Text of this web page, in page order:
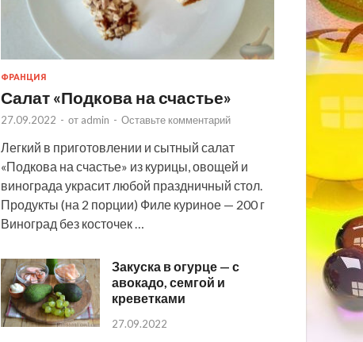
ФРАНЦИЯ
Салат «Подкова на счастье»
27.09.2022 - от admin - Оставьте комментарий
Легкий в приготовлении и сытный салат
«Подкова на счастье» из курицы, овощей и
винограда украсит любой праздничный стол.
Продукты (на 2 порции) Филе куриное — 200 г
Виноград без косточек …
Закуска в огурце — с
авокадо, семгой и
креветками
27.09.2022